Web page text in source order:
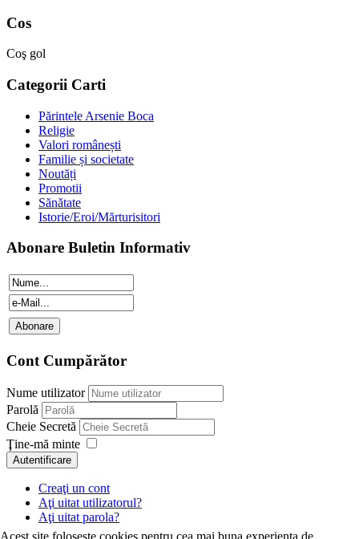
Cos
Coş gol
Categorii Carti
Părintele Arsenie Boca
Religie
Valori românești
Familie și societate
Noutăți
Promotii
Sănătate
Istorie/Eroi/Mărturisitori
Abonare Buletin Informativ
Cont Cumpărător
Nume utilizator
Parolă
Cheie Secretă
Ţine-mă minte
Autentificare
Creaţi un cont
Aţi uitat utilizatorul?
Aţi uitat parola?
Acest site foloseste cookies pentru cea mai buna experienta de